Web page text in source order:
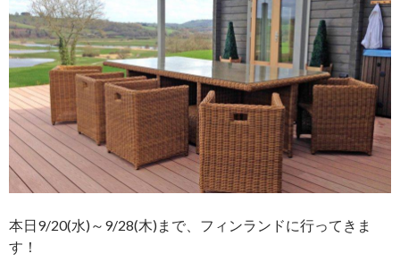
本日9/20(水)～9/28(木)まで、フィンランドに行ってきま
す！